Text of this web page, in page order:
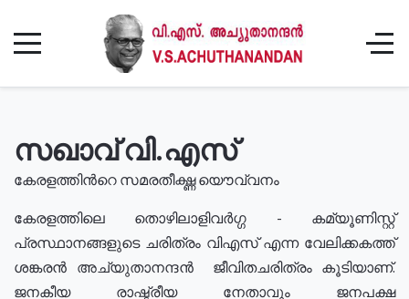
സഖാവ് വി.എസ്
കേരളത്തിൻറെ സമരതീക്ഷ്ണ യൌവ്വനം
കേരളത്തിലെ തൊഴിലാളിവർഗ്ഗ - കമ്യൂണിസ്റ്റ്
പ്രസ്ഥാനങ്ങളുടെ ചരിത്രം വിഎസ് എന്ന വേലിക്കകത്ത്
ശങ്കരൻ അച്യുതാനന്ദൻ ജീവിതചരിത്രം കൂടിയാണ്.
ജനകീയ രാഷ്ട്രീയ നേതാവും ജനപക്ഷ